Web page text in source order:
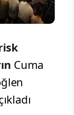
Cuma